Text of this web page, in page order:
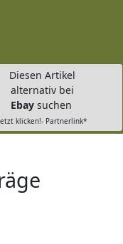
Diesen Artikel
alternativ bei
Ebay suchen
klicken!- Partnerlink*